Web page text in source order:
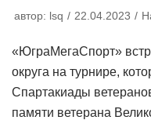
автор: lsq 22.04.2023
«ЮграМегаСпорт»
округа на турнире,
Спартакиады
памяти ветерана